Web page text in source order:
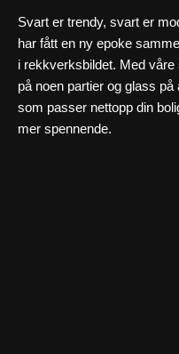
Svart er trendy, svart er
har fått en ny epoke
i rekkverksbildet. Med
på noen partier og glass
som passer nettopp din
mer spennende.